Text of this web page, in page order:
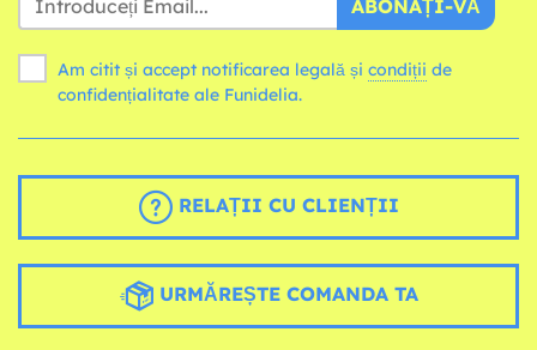
ABONAȚI-VĂ
Am citit și accept notificarea legală și condiții
confidențialitate ale Funidelia.
RELAȚII CU CLIENȚII
URMĂREȘTE COMANDA TA